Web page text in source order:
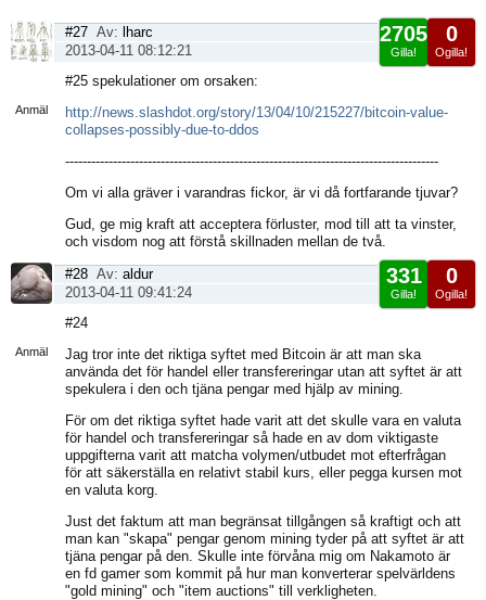
Anmäl
0
Ogilla!
2705
Gilla!
#27 Av:
lharc
2013-04-11 08:12:21
#25 spekulationer om orsaken:
http://news.slashdot.org/story/13/04/10/215227/bitcoin-value-
collapses-possibly-due-to-ddos
--------------------------------------------------------------------------------------
Om vi alla gräver i varandras fickor, är vi då fortfarande tjuvar?
Gud, ge mig kraft att acceptera förluster, mod till att ta vinster,
och visdom nog att förstå skillnaden mellan de två.
Anmäl
0
Ogilla!
331
Gilla!
#28 Av: aldur
2013-04-11 09:41:24
#24
Jag tror inte det riktiga syftet med Bitcoin är att man ska
använda det för handel eller transfereringar utan att syftet är att
spekulera i den och tjäna pengar med hjälp av mining.
För om det riktiga syftet hade varit att det skulle vara en valuta
för handel och transfereringar så hade en av dom viktigaste
uppgifterna varit att matcha volymen/utbudet mot efterfrågan
för att säkerställa en relativt stabil kurs, eller pegga kursen mot
en valuta korg.
Just det faktum att man begränsat tillgången så kraftigt och att
man kan "skapa" pengar genom mining tyder på att syftet är att
tjäna pengar på den. Skulle inte förvåna mig om Nakamoto är
en fd gamer som kommit på hur man konverterar spelvärldens
"gold mining" och "item auctions" till verkligheten.